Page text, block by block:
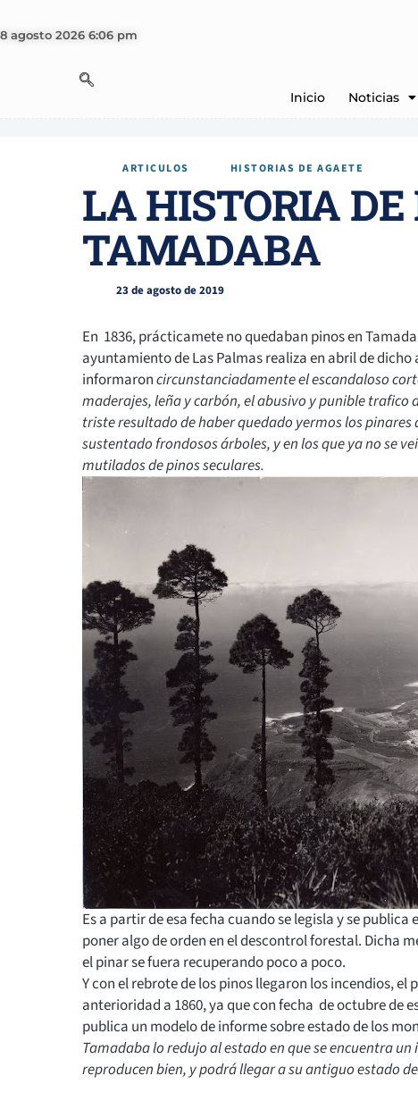
8 agosto 2026 6:06 pm
Inicio Noticias
ARTICULOS HISTORIAS DE AGAETE
LA HISTORIA DE
TAMADABA
23 de agosto de 2019
En 1836, prácticamete no quedaban pinos en
ayuntamiento de Las Palmas realiza en abril de
informaroncircunstanciadamente el escandaloso
maderajes, leña y carbón, el abusivo y punible
triste resultado de haber quedado yermos los
sustentado frondosos árboles, y en los que ya no se
mutilados de pinos seculares.
Es a partir de esa fecha cuando se legisla y se
poner algo de orden en el descontrol forestal. Dicha
el pinar se fuera recuperando poco a poco.
Y con el rebrote de los pinos llegaron los incendios,
anterioridad a 1860, ya que con fecha de octubre de
publica un modelo de informe sobre estado de los
Tamadaba lo redujo al estado en que se encuentra
reproducen bien, y podrá llegar a su antiguo estado